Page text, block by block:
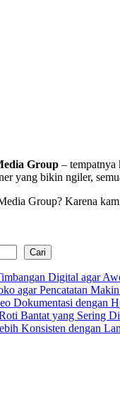
Group – tempatnya
yang bikin ngiler,
Group? Karena
Cari
Digital agar
agar Pencatatan
Dokumentasi dengan
Bantat yang Sering
Konsisten dengan